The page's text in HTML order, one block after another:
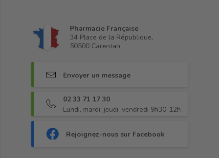
Pharmacie Française
34 Place de la République,
50500 Carentan
Envoyer un message
02 33 71 17 30
Lundi, mardi, jeudi, vendredi 9h30-12h
Rejoignez-nous sur Facebook